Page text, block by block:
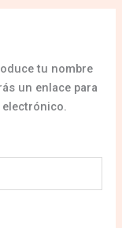
tu nombre
un enlace para